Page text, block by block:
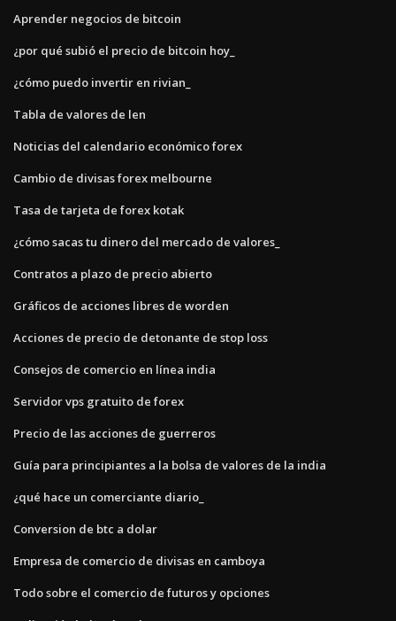
Aprender negocios de bitcoin
¿por qué subió el precio de bitcoin hoy_
¿cómo puedo invertir en rivian_
Tabla de valores de len
Noticias del calendario económico forex
Cambio de divisas forex melbourne
Tasa de tarjeta de forex kotak
¿cómo sacas tu dinero del mercado de valores_
Contratos a plazo de precio abierto
Gráficos de acciones libres de worden
Acciones de precio de detonante de stop loss
Consejos de comercio en línea india
Servidor vps gratuito de forex
Precio de las acciones de guerreros
Guía para principiantes a la bolsa de valores de la india
¿qué hace un comerciante diario_
Conversion de btc a dolar
Empresa de comercio de divisas en camboya
Todo sobre el comercio de futuros y opciones